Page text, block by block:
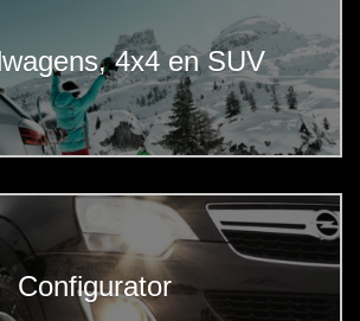
4x4 en SUV
Configurator